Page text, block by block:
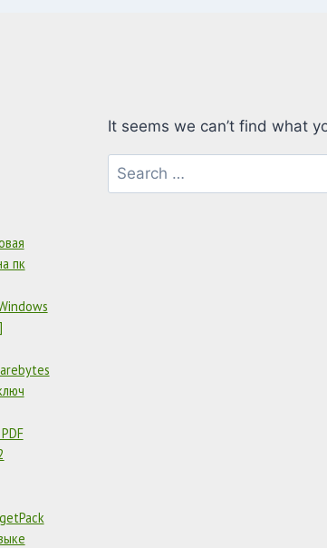
It seems we can’t find what
Search
for:
пк